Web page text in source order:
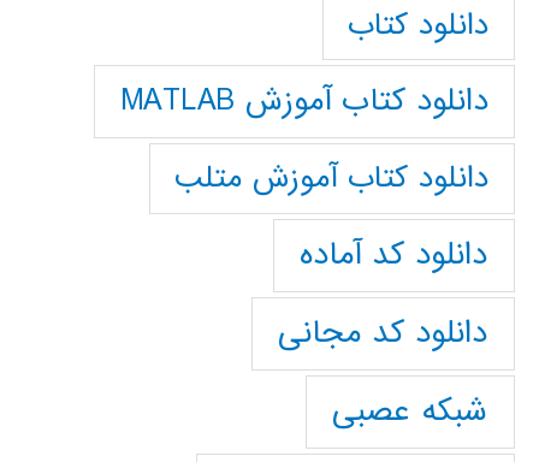
دانلود کتاب
دانلود کتاب آموزش MATLAB
دانلود کتاب آموزش متلب
دانلود کد آماده
دانلود کد مجانی
شبکه عصبی